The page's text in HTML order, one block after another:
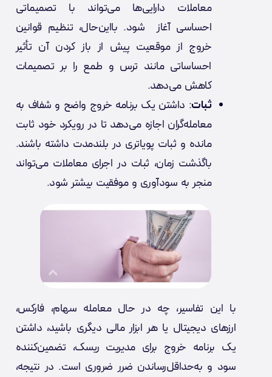
معاملات دارایی‌ها می‌تواند با تصمیماتی
احساسی آغاز شود. بااین‌حال، تنظیم قوانین
خروج از موقعیت پیش از باز کردن آن تأثیر
احساساتی مانند ترس و طمع را بر تصمیمات
کاهش می‌دهد.
ثبات: داشتن یک برنامه خروج واضح و شفاف به
معامله‌گران اجازه می‌دهد تا در رویکرد خود ثابت
مانده و ثبات پویاتری در بلند‌مدت داشته باشند.
باگذشت زمان، ثبات در اجرای معاملات می‌تواند
منجر به سودآوری و موفقیت بیشتر شود.
با این تفاسیر، چه در حال معامله سهام، فارکس،
ارزهای دیجیتال یا هر ابزار مالی دیگری باشید، داشتن
یک برنامه خروج برای مدیریت ریسک، تضمین‌کننده
سود و به‌حداقل‌رساندن ضرر ضروری است. در نتیجه،